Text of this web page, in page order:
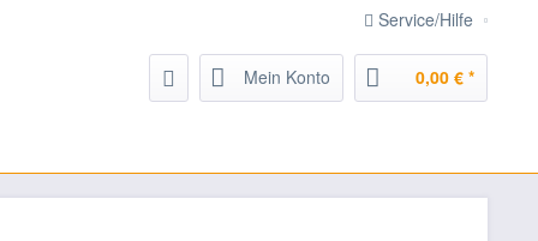
Service/Hilfe
Mein Konto 0,00 € *